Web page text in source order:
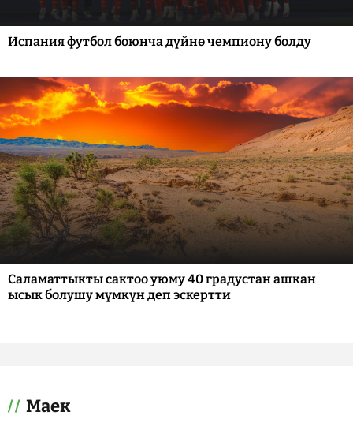
Испания футбол боюнча дүйнө чемпиону болду
Саламаттыкты сактоо уюму 40 градустан ашкан
ысык болушу мүмкүн деп эскертти
Маек